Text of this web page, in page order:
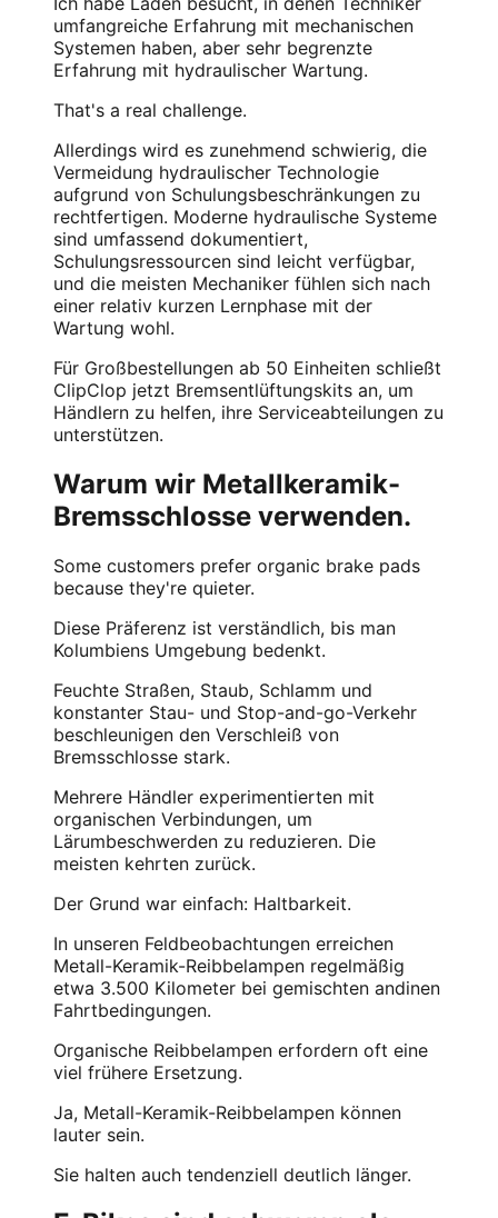
umfangreiche Erfahrung mit mechanischen
Systemen haben, aber sehr begrenzte
Erfahrung mit hydraulischer Wartung.
That's a real challenge.
Allerdings wird es zunehmend schwierig, die
Vermeidung hydraulischer Technologie
aufgrund von Schulungsbeschränkungen zu
rechtfertigen. Moderne hydraulische Systeme
sind umfassend dokumentiert,
Schulungsressourcen sind leicht verfügbar,
und die meisten Mechaniker fühlen sich nach
einer relativ kurzen Lernphase mit der
Wartung wohl.
Für Großbestellungen ab 50 Einheiten schließt
ClipClop jetzt Bremsentlüftungskits an, um
Händlern zu helfen, ihre Serviceabteilungen zu
unterstützen.
Warum wir Metallkeramik-
Bremsschlosse verwenden.
Some customers prefer organic brake pads
because they're quieter.
Diese Präferenz ist verständlich, bis man
Kolumbiens Umgebung bedenkt.
Feuchte Straßen, Staub, Schlamm und
konstanter Stau- und Stop-and-go-Verkehr
beschleunigen den Verschleiß von
Bremsschlosse stark.
Mehrere Händler experimentierten mit
organischen Verbindungen, um
Lärumbeschwerden zu reduzieren. Die
meisten kehrten zurück.
Der Grund war einfach: Haltbarkeit.
In unseren Feldbeobachtungen erreichen
Metall-Keramik-Reibbelampen regelmäßig
etwa 3.500 Kilometer bei gemischten andinen
Fahrtbedingungen.
Organische Reibbelampen erfordern oft eine
viel frühere Ersetzung.
Ja, Metall-Keramik-Reibbelampen können
lauter sein.
Sie halten auch tendenziell deutlich länger.